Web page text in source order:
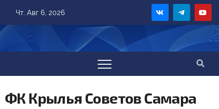
content
Чт. Авг 6, 2026
ФК Крылья Советов Самара